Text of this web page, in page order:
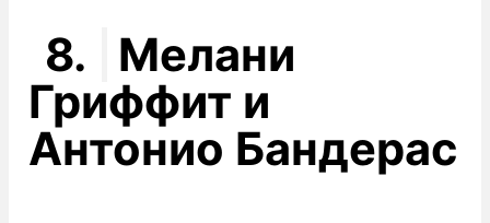
8.
Мелани
Гриффит и
Антонио Бандерас